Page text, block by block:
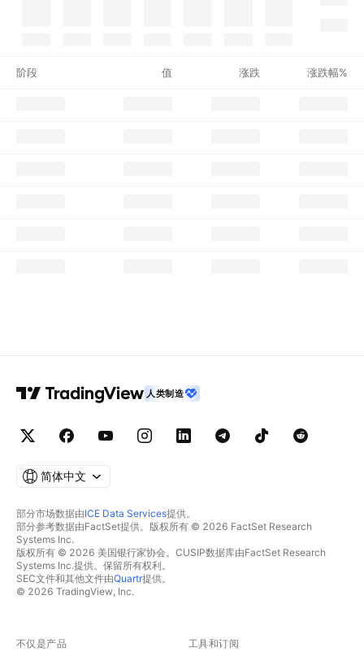
阶段 值 涨跌 涨跌幅%
人类制造
简体中文
部分市场数据由ICE Data Services提供。
部分参考数据由FactSet提供。版权所有 © 2026 FactSet Research
Systems Inc.
版权所有 © 2026 美国银行家协会。CUSIP数据库由FactSet Research
Systems Inc.提供。保留所有权利。
SEC文件和其他文件由Quartr提供。
© 2026 TradingView, Inc.
不仅是产品 工具和订阅